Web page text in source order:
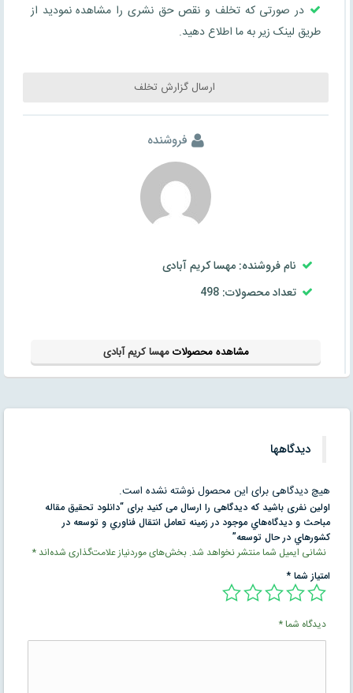
در صورتی که تخلف و نقص حق نشری را مشاهده نمودید از
طریق لینک زیر به ما اطلاع دهید.
ارسال گزارش تخلف
فروشنده
نام فروشنده: مهسا کریم آبادی
تعداد محصولات: 498
مشاهده محصولاتمهسا کریم آبادی
دیدگاهها
هیچ دیدگاهی برای این محصول نوشته نشده است.
اولین نفری باشید که دیدگاهی را ارسال می کنید برای “دانلود تحقیق مقاله
مباحث و ديدگاه‌هاي موجود در زمينه تعامل انتقال فناوري و توسعه در
كشورهاي در حال توسعه”
نشانی ایمیل شما منتشر نخواهد شد. بخش‌های موردنیاز علامت‌گذاری شده‌اند*
امتیاز شما*
دیدگاه شما*